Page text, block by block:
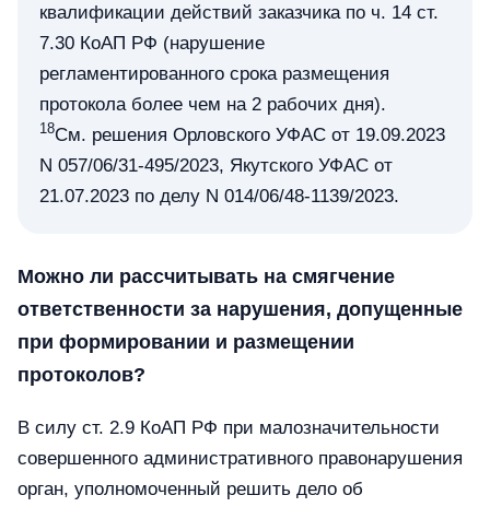
квалификации действий заказчика по ч. 14 ст.
7.30 КоАП РФ (нарушение
регламентированного срока размещения
протокола более чем на 2 рабочих дня).
18См. решения Орловского УФАС от 19.09.2023
N 057/06/31-495/2023, Якутского УФАС от
21.07.2023 по делу N 014/06/48-1139/2023.
Можно ли рассчитывать на смягчение
ответственности за нарушения, допущенные
при формировании и размещении
протоколов?
В силу ст. 2.9 КоАП РФ при малозначительности
совершенного административного правонарушения
орган, уполномоченный решить дело об